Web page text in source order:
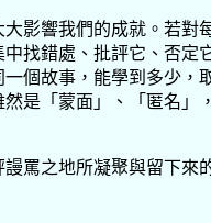
影響我們的成就。若對
找錯處、批評它、否定
個故事，能學到多少，
是「蒙面」、「匿名」
罵之地所凝聚與留下來